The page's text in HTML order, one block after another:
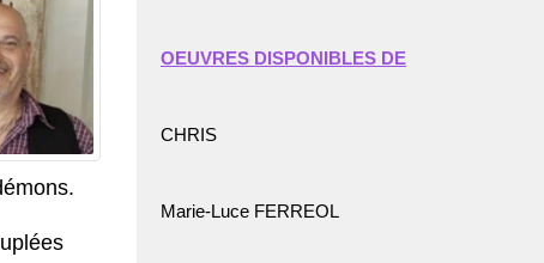
OEUVRES DISPONIBLES DE
CHRIS
Marie-Luce FERREOL